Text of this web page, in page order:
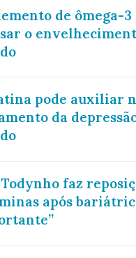
de ômega-3
o
pode auxiliar
da
faz
após